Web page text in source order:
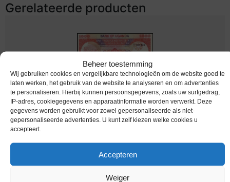
Beheer toestemming
Wij gebruiken cookies en vergelijkbare technologieën om de website goed te
laten werken, het gebruik van de website te analyseren en om advertenties
te personaliseren. Hierbij kunnen persoonsgegevens, zoals uw surfgedrag,
IP-adres, cookiegegevens en apparaatinformatie worden verwerkt. Deze
gegevens worden gebruikt voor zowel gepersonaliseerde als niet-
gepersonaliseerde advertenties. U kunt zelf kiezen welke cookies u
accepteert.
Accepteren
Weiger
Gerelateerde producten
bankbiljetten / 026 / Uganda / Oeganda / 1000
Schillings / 1986 / Unc
Melding bij beschikbaarheid